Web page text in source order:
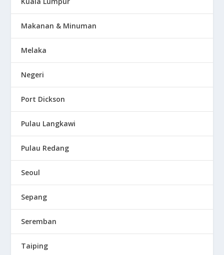
Makanan & Minuman
Melaka
Negeri
Port Dickson
Pulau Langkawi
Pulau Redang
Seoul
Sepang
Seremban
Taiping